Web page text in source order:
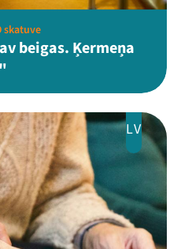
skatuve
beigas. Ķermeņa
LV